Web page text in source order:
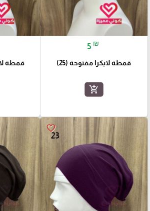
5 ₪
قمطة لايكرا مفتوحة (25)
add_shopping_cart
قمطة
favorite_border